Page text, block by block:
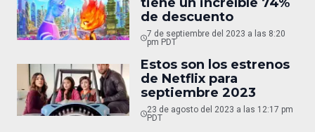
de descuento
7 de septiembre del 2023 a las 8:20
pm PDT
Estos son los estrenos
de Netflix para
septiembre 2023
23 de agosto del 2023 a las 12:17 pm
PDT